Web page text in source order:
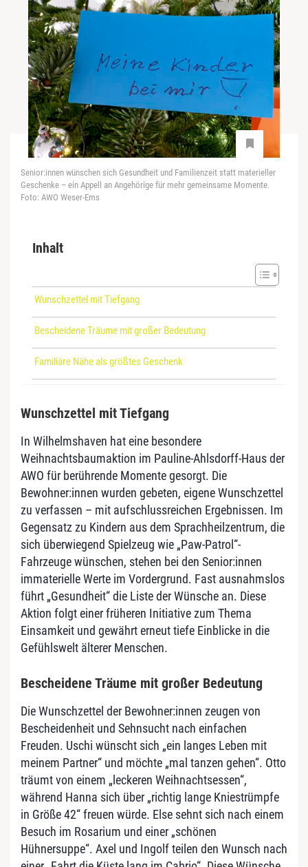
Senior:innen wünschen sich Gesundheit und Familienzeit statt materieller
Geschenke – ein Appell an Angehörige für mehr gemeinsame Momente.
Foto: AWO Weser-Ems
Inhalt
Wunschzettel mit Tiefgang
Bescheidene Träume mit großer Bedeutung
Familiäre Nähe als größtes Geschenk
Wunschzettel mit Tiefgang
In Wilhelmshaven hat eine besondere
Weihnachtsbaumaktion im Pauline-Ahlsdorff-Haus der
AWO für berührende Momente gesorgt. Die
Bewohner:innen wurden gebeten, eigene Wunschzettel
zu verfassen – mit aufschlussreichen Ergebnissen. Im
Gegensatz zu Kindern aus dem Sprachheilzentrum, die
sich überwiegend Spielzeug wie „Paw-Patrol“-
Fahrzeuge wünschen, stehen bei den Senior:innen
immaterielle Werte im Vordergrund. Fast ausnahmslos
führt „Gesundheit“ die Liste der Wünsche an. Diese
Aktion folgt einer früheren Initiative zum Thema
Einsamkeit und gewährt erneut tiefe Einblicke in die
Gefühlswelt älterer Menschen.
Bescheidene Träume mit großer Bedeutung
Die Wunschzettel der Bewohner:innen zeugen von
Bescheidenheit und Sehnsucht nach einfachen
Freuden. Uschi wünscht sich „ein langes Leben mit
meinem Partner“ und möchte „mal tanzen gehen“. Otto
träumt von einem „leckeren Weihnachtsessen“,
während Hanna sich über „richtig lange Kniestrümpfe
in Größe 42“ freuen würde. Else sehnt sich nach einem
Besuch im Rosarium und einer „schönen
Hühnersuppe“. Axel und Ingolf teilen den Wunsch nach